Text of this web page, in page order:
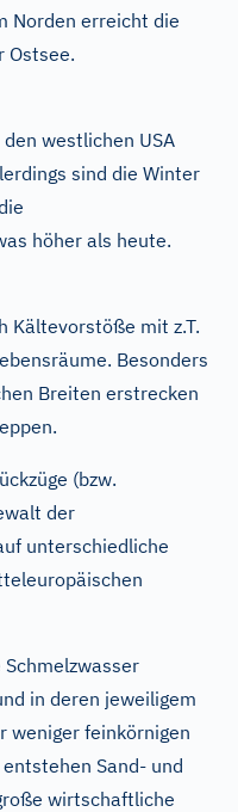
Norden erreicht die
Ostsee.
westlichen USA
sind die Winter
höher als heute.
Kältevorstöße mit z.T.
Besonders
Breiten erstrecken
(bzw.
der
unterschiedliche
in deren jeweiligem
weniger feinkörnigen
Sand- und
wirtschaftliche